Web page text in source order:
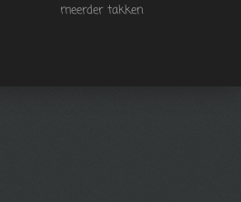
meerder takken